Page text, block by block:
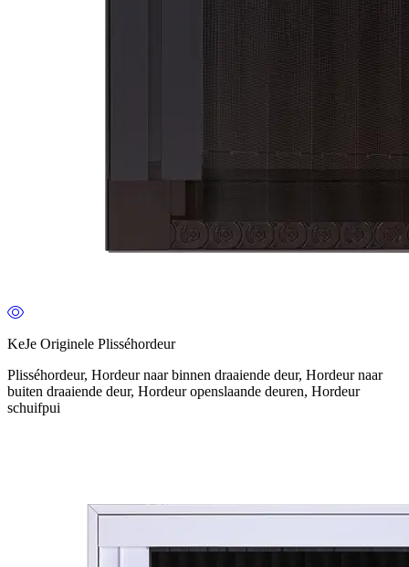
KeJe Originele Plisséhordeur
Plisséhordeur, Hordeur naar binnen draaiende deur, Hordeur naar
buiten draaiende deur, Hordeur openslaande deuren, Hordeur
schuifpui